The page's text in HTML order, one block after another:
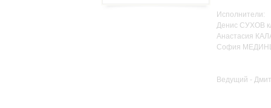
Исполнители:
Денис СУХОВ
Анастасия
София
Ведущий -